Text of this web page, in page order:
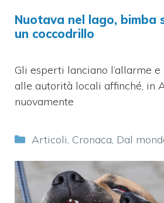
Nuotava nel lago, bimba
un coccodrillo
Gli esperti lanciano l’allarme e
alle autorità locali affinché, in
nuovamente
Categorie
Articoli, Cronaca, Dal